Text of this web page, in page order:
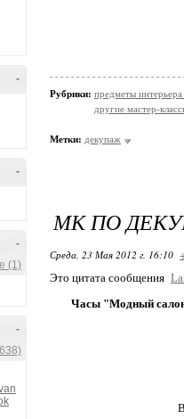
-
-
-
(1)
-
Рубрики: предметы
другие мастер-
Метки: декупаж
МК ПО
Среда, 23 Мая 2012 г. 16:10
Это цитата сообщения
Часы "Модный